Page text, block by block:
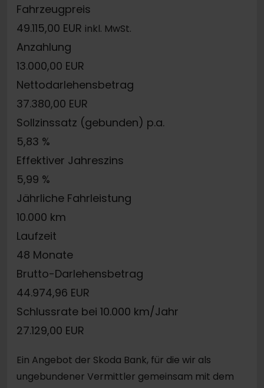
Fahrzeugpreis
49.115,00 EUR inkl. MwSt.
Anzahlung
13.000,00 EUR
Nettodarlehensbetrag
37.380,00 EUR
Sollzinssatz (gebunden) p.a.
5,83 %
Effektiver Jahreszins
5,99 %
Jährliche Fahrleistung
10.000 km
Laufzeit
48 Monate
Brutto-Darlehensbetrag
44.974,96 EUR
Schlussrate bei 10.000 km/Jahr
27.129,00 EUR
Ein Angebot der Skoda Bank, für die wir als
ungebundener Vermittler gemeinsam mit dem